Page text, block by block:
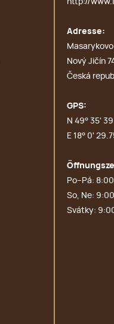
http://
Adresse:
Nový Jičín
Česká
GPS:
N 49° 35'
E 18° 0'
Po–Pá:
So, Ne:
Svátky: